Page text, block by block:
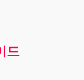
드